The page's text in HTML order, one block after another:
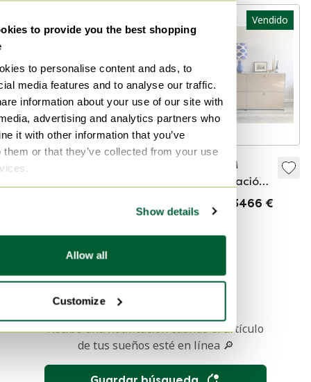
to provide you the best shopping
to personalise content and ads, to
media features and to analyse our traffic.
information about your use of our site with
advertising and analytics partners who
it with other information that you’ve
them or that they’ve collected from your use
Show details
Allow all
Customize
Aparador USM
Seleccionado
Vendido
Aparador USM
Haller Combinación
Vendido por 3466 €
1
Recibe una notificación cuando el artículo
de tus sueños esté en línea 🔎